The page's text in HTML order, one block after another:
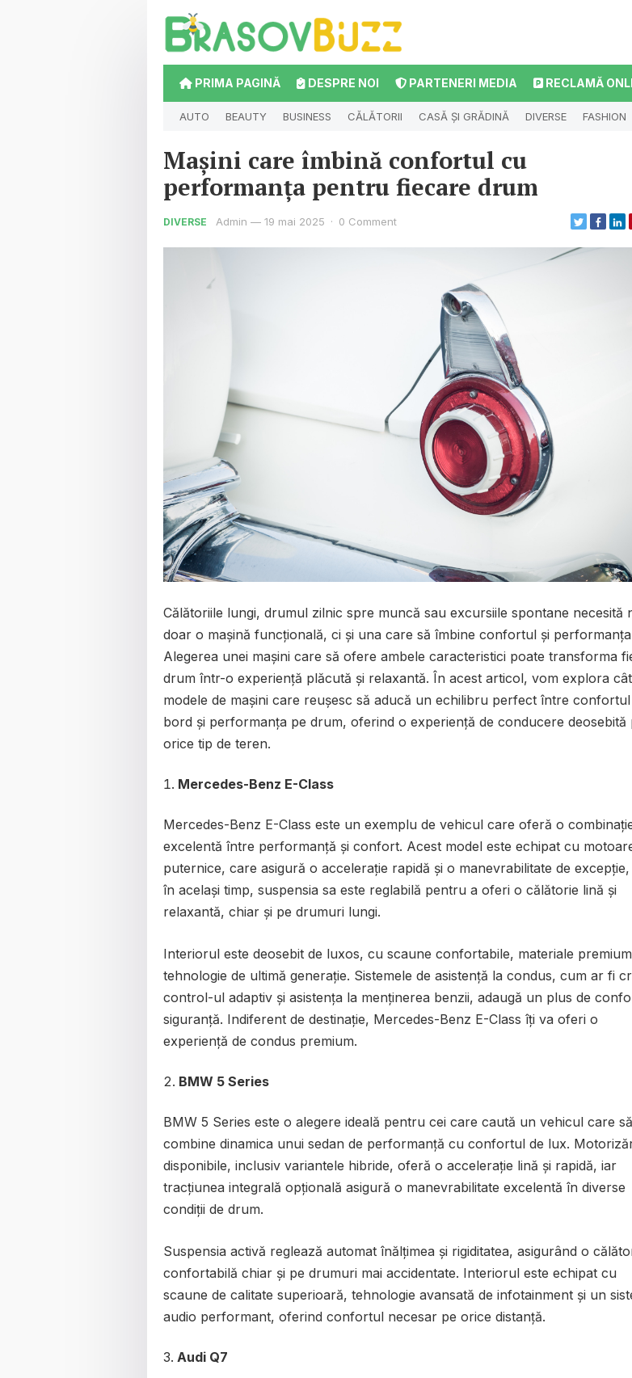
PRIMA PAGINĂ DESPRE NOI PARTENERI MEDIA RECLAMĂ
AUTO BEAUTY BUSINESS CĂLĂTORII CASĂ ȘI GRĂDINĂ DIVERSE FASHION
Mașini care îmbină confortul cu
performanța pentru fiecare drum
DIVERSE Admin — 19 mai 2025 · 0 Comment
Călătoriile lungi, drumul zilnic spre muncă sau excursiile spontane necesită
doar o mașină funcțională, ci și una care să îmbine confortul și
Alegerea unei mașini care să ofere ambele caracteristici poate transforma
drum într-o experiență plăcută și relaxantă. În acest articol, vom explora
modele de mașini care reușesc să aducă un echilibru perfect între
bord și performanța pe drum, oferind o experiență de conducere deosebită
orice tip de teren.
Mercedes-Benz E-Class
Mercedes-Benz E-Class este un exemplu de vehicul care oferă o
excelentă între performanță și confort. Acest model este echipat cu
puternice, care asigură o accelerație rapidă și o manevrabilitate de
în același timp, suspensia sa este reglabilă pentru a oferi o călătorie lină și
relaxantă, chiar și pe drumuri lungi.
Interiorul este deosebit de luxos, cu scaune confortabile, materiale
tehnologie de ultimă generație. Sistemele de asistență la condus, cum ar fi
control-ul adaptiv și asistența la menținerea benzii, adaugă un plus de
siguranță. Indiferent de destinație, Mercedes-Benz E-Class îți va oferi o
experiență de condus premium.
BMW 5 Series
BMW 5 Series este o alegere ideală pentru cei care caută un vehicul care să
combine dinamica unui sedan de performanță cu confortul de lux.
disponibile, inclusiv variantele hibride, oferă o accelerație lină și rapidă, iar
tracțiunea integrală opțională asigură o manevrabilitate excelentă în diverse
condiții de drum.
Suspensia activă reglează automat înălțimea și rigiditatea, asigurând o
confortabilă chiar și pe drumuri mai accidentate. Interiorul este echipat cu
scaune de calitate superioară, tehnologie avansată de infotainment și un
audio performant, oferind confortul necesar pe orice distanță.
Audi Q7